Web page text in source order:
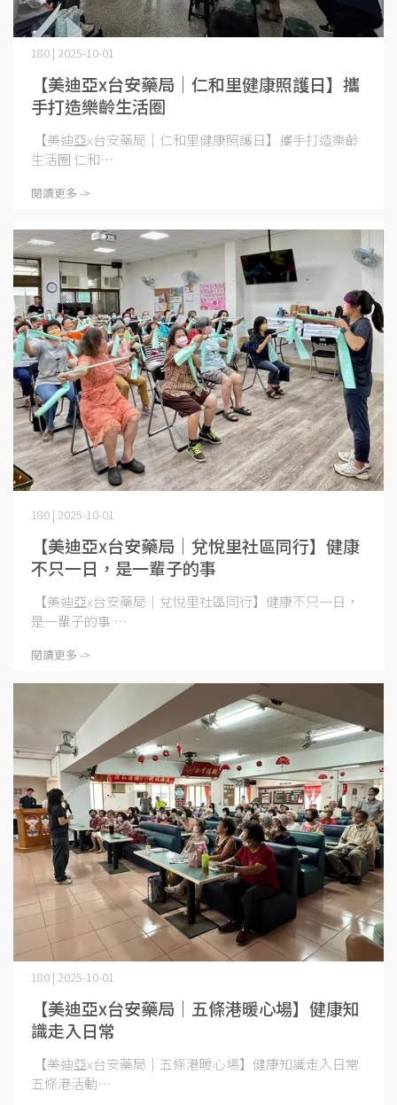
【美迪亞x台安藥局｜仁和里健康照護日】攜
手打造樂齡生活圈
180 | 2025-10-01
【美迪亞x台安藥局｜仁和里健康照護日】攜手打造樂齡
生活圈 仁和⋯
閱讀更多 ->
【美迪亞x台安藥局｜兌悅里社區同行】健康
不只一日，是一輩子的事
180 | 2025-10-01
【美迪亞x台安藥局｜兌悅里社區同行】健康不只一日，
是一輩子的事 ⋯
閱讀更多 ->
【美迪亞x台安藥局｜五條港暖心場】健康知
識走入日常
180 | 2025-10-01
【美迪亞x台安藥局｜五條港暖心場】健康知識走入日常
五條港活動⋯